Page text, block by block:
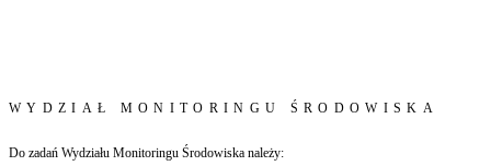
WYDZIAŁ MONITORINGU ŚRODOWISKA
Do zadań Wydziału Monitoringu Środowiska należy: